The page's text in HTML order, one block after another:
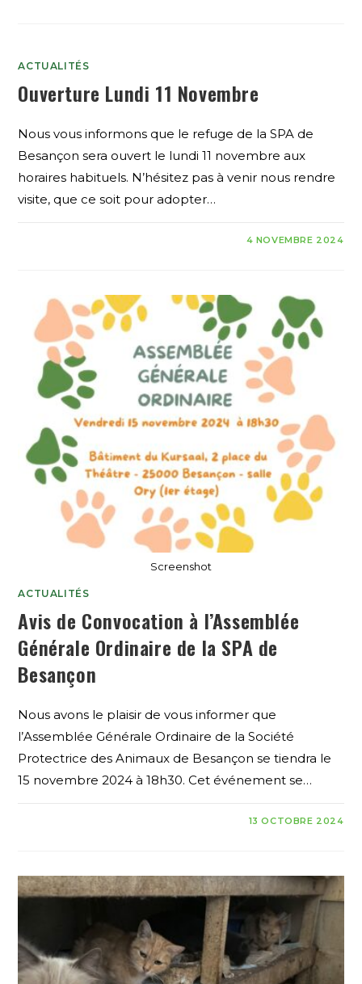
ACTUALITÉS
Ouverture Lundi 11 Novembre
Nous vous informons que le refuge de la SPA de
Besançon sera ouvert le lundi 11 novembre aux
horaires habituels. N’hésitez pas à venir nous rendre
visite, que ce soit pour adopter…
4 NOVEMBRE 2024
Screenshot
ACTUALITÉS
Avis de Convocation à l’Assemblée
Générale Ordinaire de la SPA de
Besançon
Nous avons le plaisir de vous informer que
l’Assemblée Générale Ordinaire de la Société
Protectrice des Animaux de Besançon se tiendra le
15 novembre 2024 à 18h30. Cet événement se…
13 OCTOBRE 2024